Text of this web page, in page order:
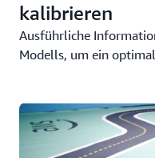
kalibrieren
Ausführliche
Modells, um ein